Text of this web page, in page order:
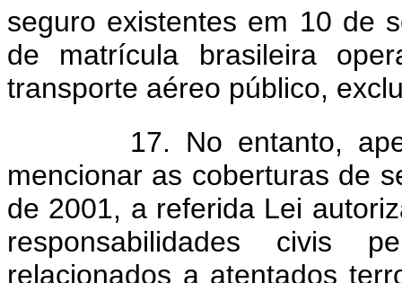
seguro existentes em 10 de
de matrícula brasileira
transporte aéreo público,
17. No entanto,
mencionar as coberturas de
de 2001, a referida Lei
responsabilidades civis
relacionados a atentados